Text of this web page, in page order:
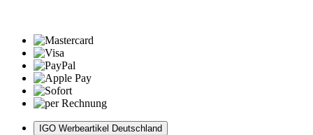
IGO Werbeartikel Deutschland